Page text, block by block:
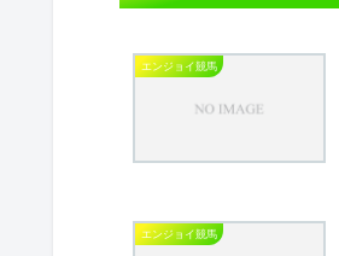
エンジョイ競馬
エンジョイ競馬